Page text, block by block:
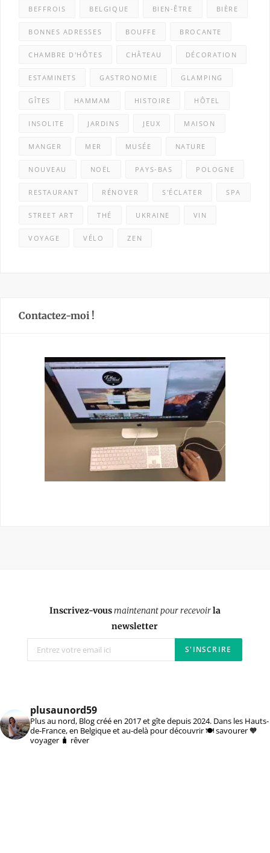
BEFFROIS BELGIQUE BIEN-ÊTRE BIÈRE
BONNES ADRESSES BOUFFE BROCANTE
CHAMBRE D'HÔTES CHÂTEAU DÉCORATION
ESTAMINETS GASTRONOMIE GLAMPING
GÎTES HAMMAM HISTOIRE HÔTEL
INSOLITE JARDINS JEUX MAISON
MANGER MER MUSÉE NATURE
NOUVEAU NOËL PAYS-BAS POLOGNE
RESTAURANT RÉNOVER S'ÉCLATER SPA
STREET ART THÉ UKRAINE VIN
VOYAGE VÉLO ZEN
Contactez-moi !
Inscrivez-vousmaintenant pour recevoirla
newsletter
plusaunord59
Plus au nord, Blog créé en 2017 et gîte depuis 2024. Dans les Hauts-
de-France, en Belgique et au-delà pour découvrir 🍽️ savourer 🧡
voyager 🧳 rêver